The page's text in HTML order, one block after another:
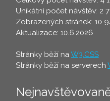
Unikátní počet návštěv: 2
Zobrazených stránek: 10
Aktualizace: 10.6.2026
Stránky běží naW3.CSS
Stránky běží na serverech